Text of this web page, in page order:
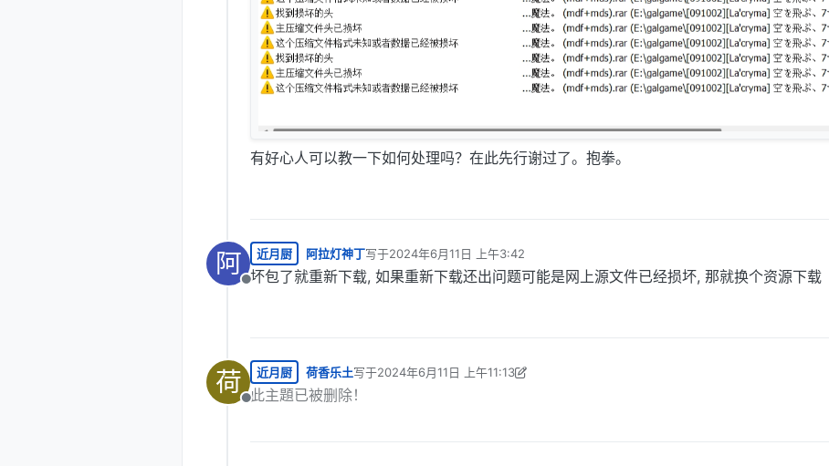
有好心人可以教一下如何处理吗？在此先行谢过了。抱拳。
阿
离线
近月厨 阿拉灯神丁写于2024年6月11日 上午3:42
最后由 编辑
坏包了就重新下载, 如果重新下载还出问题可能是网上源文件已经损坏, 那就换个资源下载
荷
离线
近月厨 荷香乐土写于2024年6月11日 上午11:13
最后由 荷香乐土 编辑2024年6月11日 上午6:14
此主題已被删除！